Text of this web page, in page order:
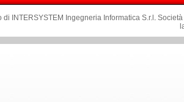
di INTERSYSTEM Ingegneria Informatica S.r.l .